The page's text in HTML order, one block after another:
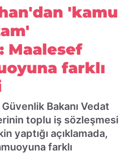
farklı aksettirildi'kamu
Maalesef
farklı
Bakanı Vedat
toplu iş sözleşmesi
yaptığı açıklamada,
farklı